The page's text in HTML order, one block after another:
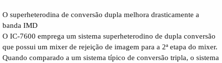
O superheterodina de conversão dupla melhora drasticamente a
banda IMD
O IC-7600 emprega um sistema superheterodino de dupla conversão
que possui um mixer de rejeição de imagem para a 2ª etapa do mixer.
Quando comparado a um sistema típico de conversão tripla, o sistema